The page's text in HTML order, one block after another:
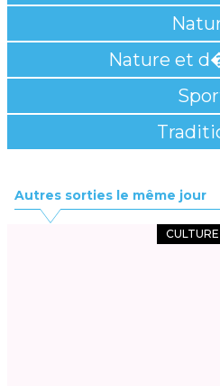
Nature et
Autres sorties le même jour
CULTURE